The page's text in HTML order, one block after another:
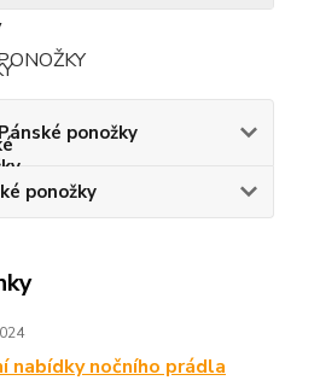
Pánské ponožky
ponožky
nabídky nočního prádla